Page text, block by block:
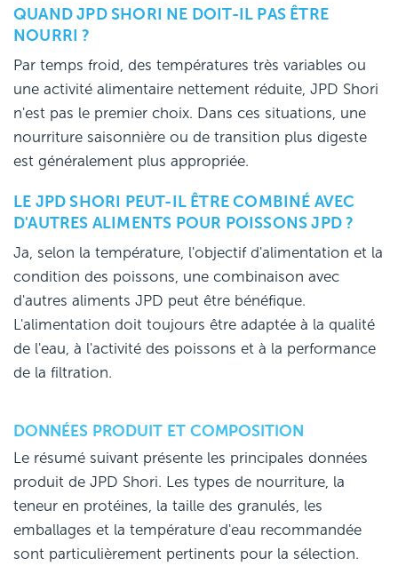
QUAND JPD SHORI NE DOIT-IL PAS ÊTRE
NOURRI ?
Par temps froid, des températures très variables ou
une activité alimentaire nettement réduite, JPD Shori
n'est pas le premier choix. Dans ces situations, une
nourriture saisonnière ou de transition plus digeste
est généralement plus appropriée.
LE JPD SHORI PEUT-IL ÊTRE COMBINÉ AVEC
D'AUTRES ALIMENTS POUR POISSONS JPD ?
Ja, selon la température, l'objectif d'alimentation et la
condition des poissons, une combinaison avec
d'autres aliments JPD peut être bénéfique.
L'alimentation doit toujours être adaptée à la qualité
de l'eau, à l'activité des poissons et à la performance
de la filtration.
DONNÉES PRODUIT ET COMPOSITION
Le résumé suivant présente les principales données
produit de JPD Shori. Les types de nourriture, la
teneur en protéines, la taille des granulés, les
emballages et la température d'eau recommandée
sont particulièrement pertinents pour la sélection.